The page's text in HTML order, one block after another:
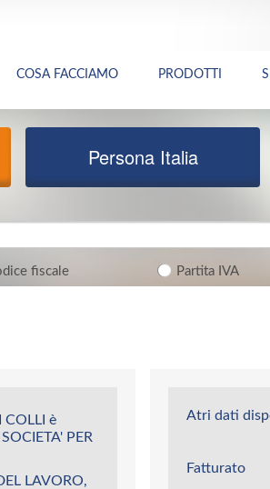
COSA FACCIAMO PRODOTTI
Persona Italia
fiscale Partita IVA
COLLI è
SOCIETA' PER
LAVORO,
Atri dati
Fatturato